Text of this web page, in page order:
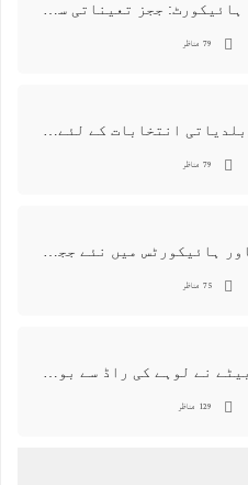
اسلام آباد ہائیکورٹ: ججز تعیناتی سمری منظور نہیں‌ ہونے کے خٌلاف فیصلہ محفوظ
79 مناظر
پنجاب میں‌بلدیاتی انتخابات کے لئے 12 ارب روپے سے زائد مختص کرنے کی منظوری
79 مناظر
لاہور ، پشاور ہائیکورٹس میں نئے ججز کی تعیناتی اور مستقلی التواء کا شکار
75 مناظر
جھگڑے پر بیٹے نے لوہے کی راڈ سے بوڑھی ماں اور ہمسائی کو قتل کردیا
129 مناظر